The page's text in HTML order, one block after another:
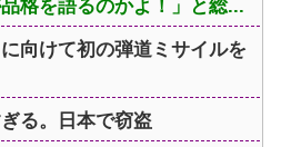
格を語るのかよ！」と総...
向けて初の弾道ミサイルを
る。日本で窃盗